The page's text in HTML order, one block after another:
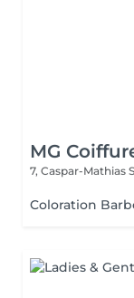
MG
7, Caspar-Mathias
Coloration